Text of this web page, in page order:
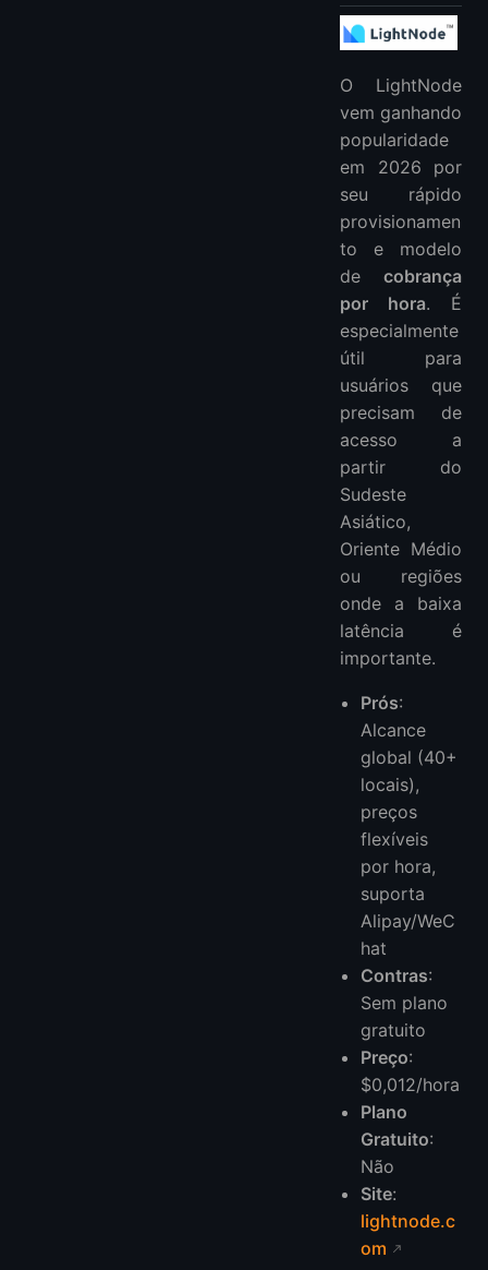
O LightNode
vem ganhando
popularidade
em 2026 por
seu rápido
provisionamen
to e modelo
de cobrança
por hora. É
especialmente
útil para
usuários que
precisam de
acesso a
partir do
Sudeste
Asiático,
Oriente Médio
ou regiões
onde a baixa
latência é
importante.
Prós:
Alcance
global (40+
locais),
preços
flexíveis
por hora,
suporta
Alipay/WeC
hat
Contras:
Sem plano
gratuito
Preço:
$0,012/hora
Plano
Gratuito:
Não
Site:
lightnode.c
om